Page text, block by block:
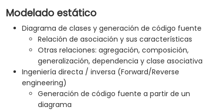
Modelado estático
Diagrama de clases y generación de código fuente
Relación de asociación y sus características
Otras relaciones: agregación, composición,
generalización, dependencia y clase asociativa
Ingeniería directa / inversa (Forward/Reverse
engineering)
Generación de código fuente a partir de un
diagrama